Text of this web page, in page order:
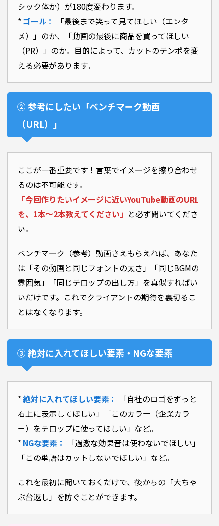
シック体か）が180度変わります。
* ゴール：
「最後まで笑って見てほしい（エンタ
メ）」のか、「動画の最後に商品を買ってほしい
（PR）」のか。目的によって、カットのテンポを変
える必要があります。
② 参考にしたい「ベンチマーク動画
（URL）」
ここが一番重要です！言葉でイメージを擦り合わせ
るのは不可能です。
「今回作りたいイメージに近いYouTube動画のURL
を、1本〜2本教えてください」 と必ず聞いてくださ
い。
ベンチマーク（参考）動画さえもらえれば、あなた
は「その動画と同じフォントの太さ」「同じBGMの
雰囲気」「同じテロップの出し方」を真似すればい
いだけです。これでクライアントの期待を裏切るこ
とはなくなります。
③ 絶対に入れてほしい要素・NGな要素
*絶対に入れてほしい要素：
「自社のロゴをずっと
右上に表示してほしい」「このカラー（企業カラ
ー）をテロップに使ってほしい」など。
* NGな要素：
「過激な効果音は使わないでほしい」
「この単語はカットしないでほしい」など。
これを最初に聞いておくだけで、後からの「大ちゃ
ぶ台返し」を防ぐことができます。